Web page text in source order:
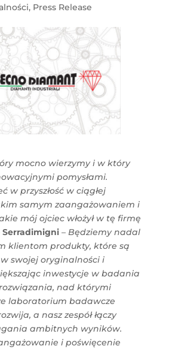
, Press Release
mocno wierzymy i w który
pomysłami.
w przyszłość w ciągłej
samym zaangażowaniem i
mój ojciec włożył w tę firmę
Serradimigni– Będziemy nadal
klientom produkty, które są
swojej oryginalności i
inwestycje w badania
nad którymi
laboratorium badawcze
a nasz zespół łączy
ambitnych wyników.
i poświęcenie